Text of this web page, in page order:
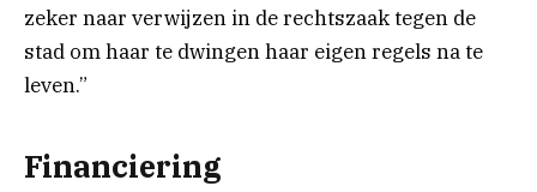
zeker naar verwijzen in de rechtszaak tegen de
stad om haar te dwingen haar eigen regels na te
leven.”
Financiering